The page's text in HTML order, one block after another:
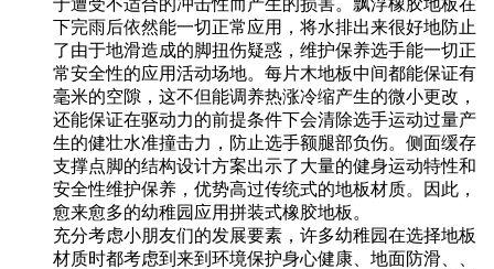
下完雨后依然能一切正常应用，将水排出来很好地防止
了由于地滑造成的脚扭伤疑惑，维护保养选手能一切正
常安全性的应用活动场地。每片木地板中间都能保证有
毫米的空隙，这不但能调养热涨冷缩产生的微小更改，
还能保证在驱动力的前提条件下会清除选手运动过量产
生的健壮水准撞击力，防止选手额腿部负伤。侧面缓存
支撑点脚的结构设计方案出示了大量的健身运动特性和
安全性维护保养，优势高过传统式的地板材质。因此，
愈来愈多的幼稚园应用拼装式橡胶地板。
充分考虑小朋友们的发展要素，许多幼稚园在选择地板
材质时都考虑到来到环境保护身心健康、地面防滑、、